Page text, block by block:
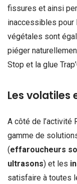
fissures et ainsi
inaccessibles pour
végétales sont
piéger
Stop et la glue
Les volatiles
A côté de l’activité
gamme de
(effaroucheurs
ultrasons) et les
satisfaire à toutes